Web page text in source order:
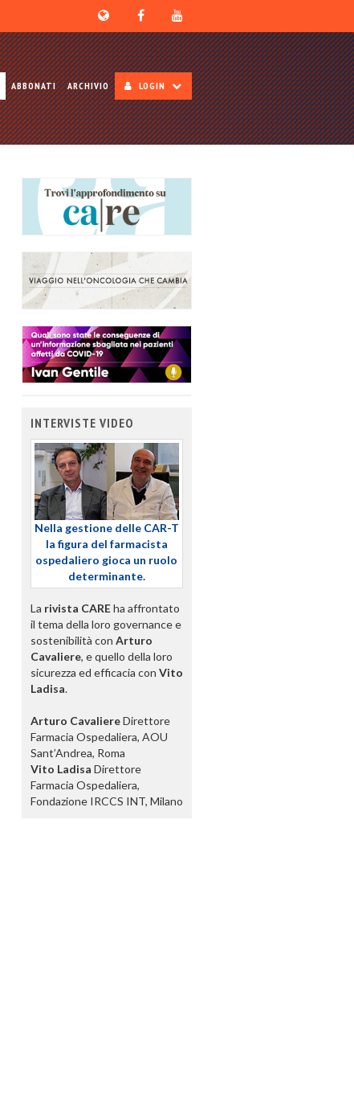
ABBONATI ARCHIVIO LOGIN
INTERVISTE VIDEO
Nella gestione delle CAR-T
la figura del farmacista
ospedaliero gioca un ruolo
determinante.
La rivista CAREha affrontato
il tema della loro governance e
sostenibilità con Arturo
Cavaliere, e quello della loro
sicurezza ed efficacia con Vito
Ladisa.
Arturo CavaliereDirettore
Farmacia Ospedaliera, AOU
Sant’Andrea, Roma
Vito Ladisa Direttore
Farmacia Ospedaliera,
Fondazione IRCCS INT, Milano